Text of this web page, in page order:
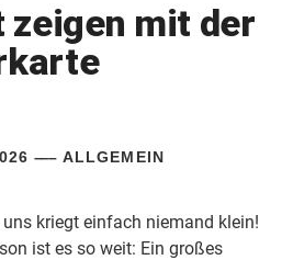
mit der
ALLGEMEIN
kriegt einfach niemand klein!
ist es so weit: Ein großes